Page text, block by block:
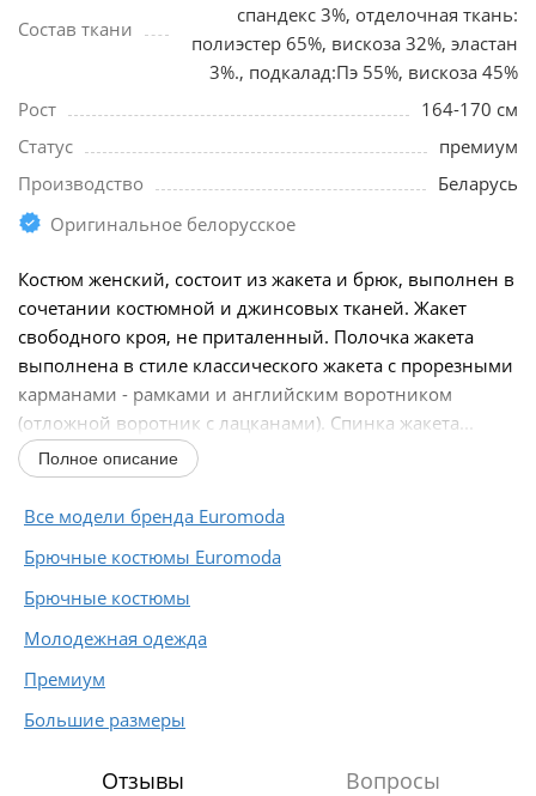
Состав ткани
спандекс 3%, отделочная ткань:
полиэстер 65%, вискоза 32%, эластан
3%., подкалад:Пэ 55%, вискоза 45%
Рост
164-170 см
Статус
премиум
Производство
Беларусь
Оригинальное белорусское
Костюм женский, состоит из жакета и брюк, выполнен в
сочетании костюмной и джинсовых тканей. Жакет
свободного кроя, не приталенный. Полочка жакета
выполнена в стиле классического жакета с прорезными
карманами - рамками и английским воротником
(отложной воротник с лацканами). Спинка жакета...
Полное описание
Все модели бренда Euromoda
Брючные костюмы Euromoda
Брючные костюмы
Молодежная одежда
Премиум
Большие размеры
Отзывы Вопросы